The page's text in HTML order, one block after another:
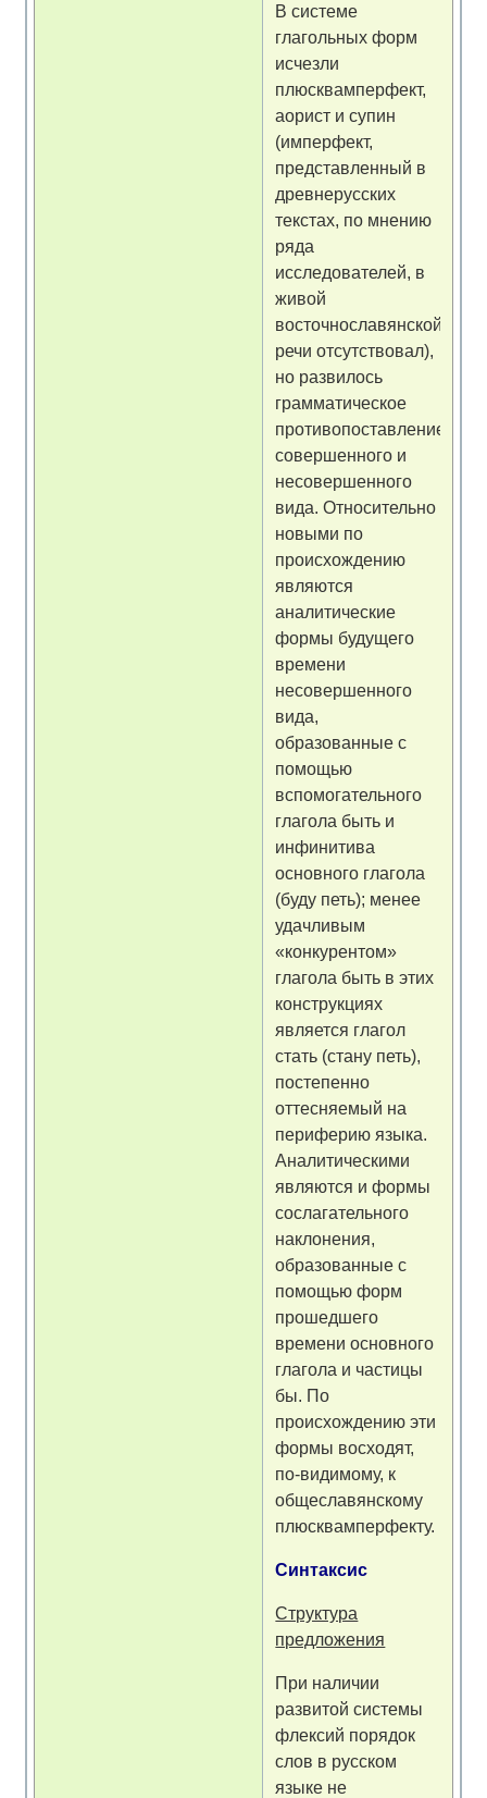
В системе
глагольных форм
исчезли
плюсквамперфект,
аорист и супин
(имперфект,
представленный в
древнерусских
текстах, по мнению
ряда
исследователей, в
живой
восточнославянской
речи отсутствовал),
но развилось
грамматическое
противопоставление
совершенного и
несовершенного
вида. Относительно
новыми по
происхождению
являются
аналитические
формы будущего
времени
несовершенного
вида,
образованные с
помощью
вспомогательного
глагола быть и
инфинитива
основного глагола
(буду петь); менее
удачливым
«конкурентом»
глагола быть в этих
конструкциях
является глагол
стать (стану петь),
постепенно
оттесняемый на
периферию языка.
Аналитическими
являются и формы
сослагательного
наклонения,
образованные с
помощью форм
прошедшего
времени основного
глагола и частицы
бы. По
происхождению эти
формы восходят,
по-видимому, к
общеславянскому
плюсквамперфекту.
Синтаксис
Структура
предложения
При наличии
развитой системы
флексий порядок
слов в русском
языке не